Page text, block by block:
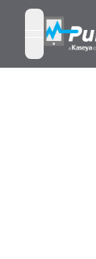
open